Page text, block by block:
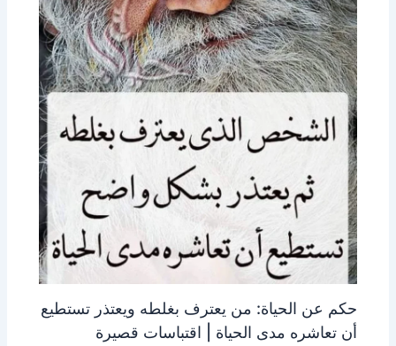
حكم عن الحياة: من يعترف بغلطه ويعتذر تستطيع
أن تعاشره مدى الحياة | اقتباسات قصيرة